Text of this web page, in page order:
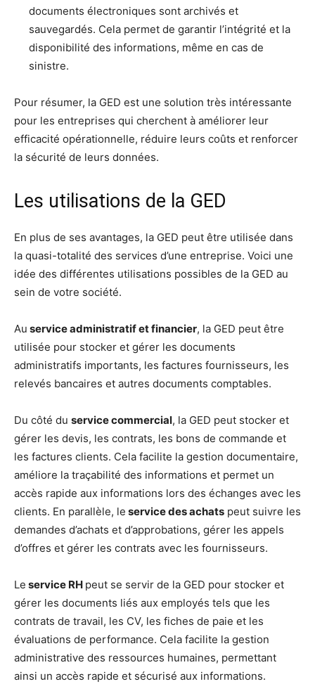
documents électroniques sont archivés et
sauvegardés. Cela permet de garantir l’intégrité et la
disponibilité des informations, même en cas de
sinistre.
Pour résumer, la GED est une solution très intéressante
pour les entreprises qui cherchent à améliorer leur
efficacité opérationnelle, réduire leurs coûts et renforcer
la sécurité de leurs données.
Les utilisations de la GED
En plus de ses avantages, la GED peut être utilisée dans
la quasi-totalité des services d’une entreprise. Voici une
idée des différentes utilisations possibles de la GED au
sein de votre société.
Au service administratif et financier, la GED peut être
utilisée pour stocker et gérer les documents
administratifs importants, les factures fournisseurs, les
relevés bancaires et autres documents comptables.
Du côté du service commercial, la GED peut stocker et
gérer les devis, les contrats, les bons de commande et
les factures clients. Cela facilite la gestion documentaire,
améliore la traçabilité des informations et permet un
accès rapide aux informations lors des échanges avec les
clients. En parallèle, le service des achats peut suivre les
demandes d’achats et d’approbations, gérer les appels
d’offres et gérer les contrats avec les fournisseurs.
Le service RH peut se servir de la GED pour stocker et
gérer les documents liés aux employés tels que les
contrats de travail, les CV, les fiches de paie et les
évaluations de performance. Cela facilite la gestion
administrative des ressources humaines, permettant
ainsi un accès rapide et sécurisé aux informations.